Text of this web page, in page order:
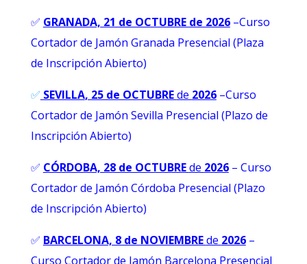
✅ GRANADA, 21 de OCTUBRE de 2026–Curso
Cortador de Jamón Granada Presencial (Plaza
de Inscripción Abierto)
✅ SEVILLA, 25 de OCTUBREde 2026–Curso
Cortador de Jamón Sevilla Presencial (Plazo de
Inscripción Abierto)
✅ CÓRDOBA, 28 de OCTUBREde 2026– Curso
Cortador de Jamón Córdoba Presencial (Plazo
de Inscripción Abierto)
✅ BARCELONA, 8 de NOVIEMBREde 2026–
Curso Cortador de Jamón Barcelona Presencial